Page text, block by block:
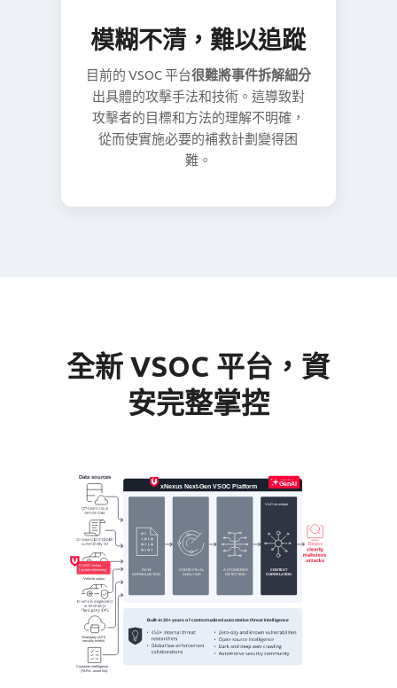
模糊不清，難以追蹤
目前的 VSOC 平台很難將事件拆解細分
出具體的攻擊手法和技術。這導致對
攻擊者的目標和方法的理解不明確，
從而使實施必要的補救計劃變得困
難。
全新 VSOC 平台，資
安完整掌控